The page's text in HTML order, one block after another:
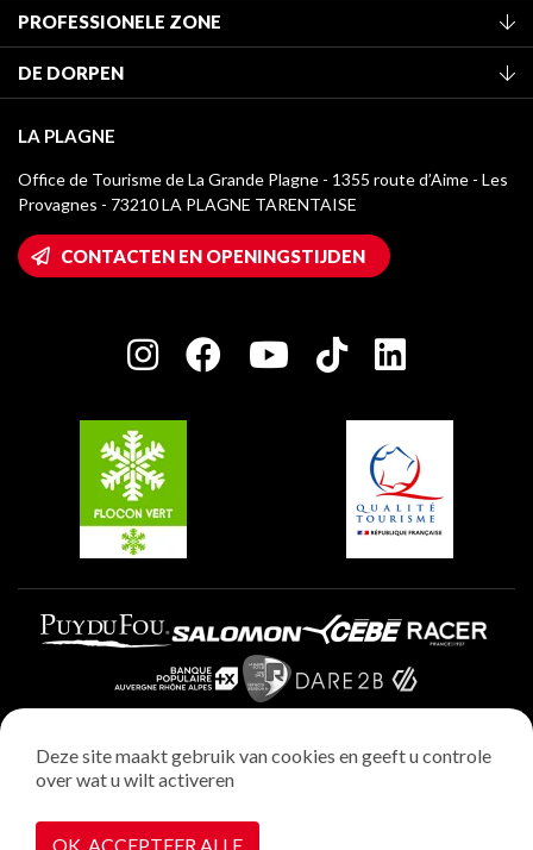
PROFESSIONELE ZONE
Classificatie van de gemeubileerde accommodaties
Verblijfstaks
Mediatheek
La Plagne logo's
Wifi toegang
Huis van de eigenaar
Charter van toegewijde spelers
DE DORPEN
Montchavin - Les Coches
Champagny-en-Vanoise
Plagne 1800
Plagne Villages
Plagne Aime 2000
LA PLAGNE
Office de Tourisme de La Grande Plagne - 1355 route d’Aime - Les
Provagnes - 73210 LA PLAGNE TARENTAISE
CONTACTEN EN OPENINGSTIJDEN
Wettelijke vermeldingen
Privacybeleid
Realisatie : StudioJuillet
Deze site maakt gebruik van cookies en geeft u controle
over wat u wilt activeren
OK, ACCEPTEER ALLE